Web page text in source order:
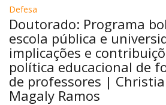
Defesa
Doutorado: Programa
escola pública e
implicações e
política educacional de
de professores |
Magaly Ramos